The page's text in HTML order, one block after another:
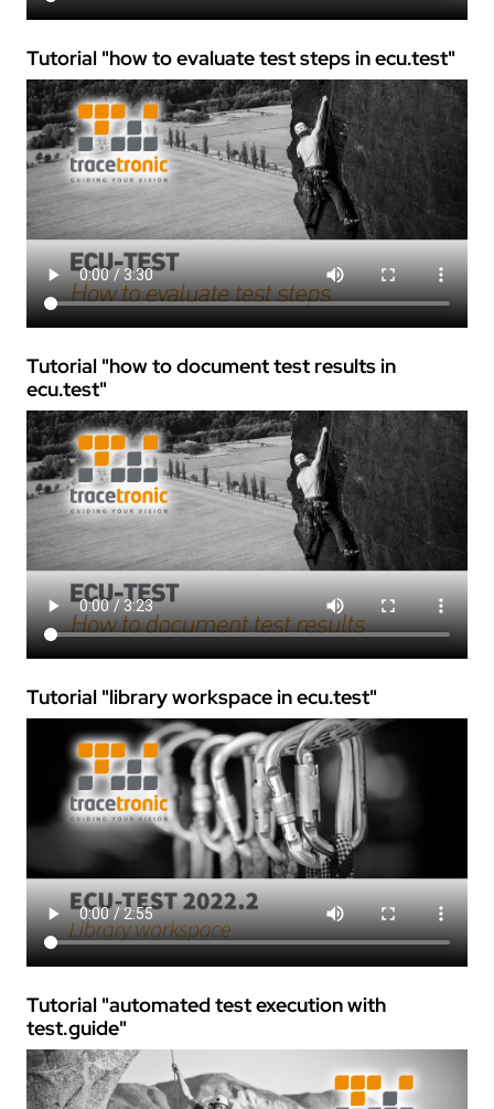
Tutorial "how to evaluate test steps inecu.test"
Tutorial "how to document test results in
ecu.test"
Tutorial "library workspace inecu.test"
Tutorial "automated test execution with
test.guide"